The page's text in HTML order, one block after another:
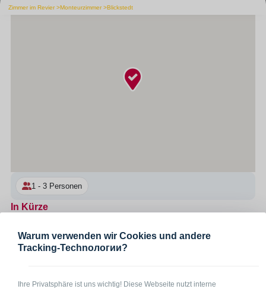
Zimmer im Revier Monteurzimmer Blickstedt
1 - 3 Personen
In Kürze
ein Raum mit einem Einzelbett und einem Hochbett sowie TV, Wlan
und einer Sitzecke, kleine Küchenzeile, Waschmaschine, Duschbad
Warum verwenden wir Cookies und andere
Tracking-Technологии?
Ihre Privatsphäre ist uns wichtig! Diese Webseite nutzt interne